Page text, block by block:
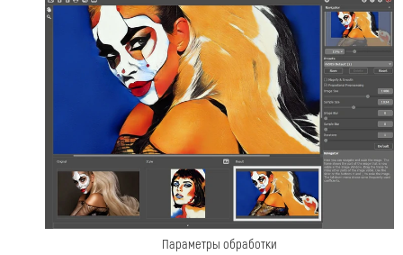
Параметры обработки